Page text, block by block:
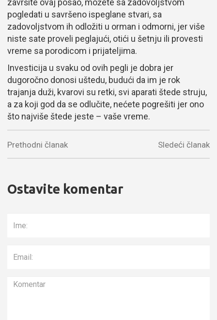
završite ovaj posao, možete sa zadovoljstvom
pogledati u savršeno ispeglane stvari, sa
zadovoljstvom ih odložiti u orman i odmorni, jer više
niste sate proveli peglajući, otići u šetnju ili provesti
vreme sa porodicom i prijateljima.
Investicija u svaku od ovih pegli je dobra jer
dugoročno donosi uštedu, budući da im je rok
trajanja duži, kvarovi su retki, svi aparati štede struju,
a za koji god da se odlučite, nećete pogrešiti jer ono
što najviše štede jeste – vaše vreme.
Sledeći članak
Prethodni članak
Ostavite komentar